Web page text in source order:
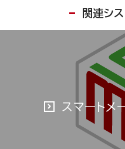
関連シ
スマートメ